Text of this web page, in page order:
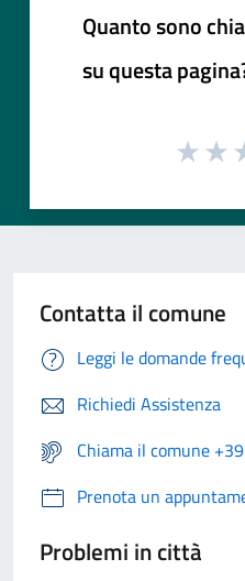
Quanto sono
su questa
Contatta il comune
Leggi le domande
Richiedi Assistenza
Chiama il comune
Prenota un
Problemi in città